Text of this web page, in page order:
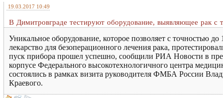
19.03.2017 10:49
В Димитровграде тестируют оборудование, выявляющее рак с
Уникальное оборудование, которое позволяет с точностью
лекарство для безоперационного лечения рака,
пуск прибора прошел успешно, сообщили РИА Новости в
корпусе Федерального высокотехнологичного центра
состоялись в рамках визита руководителя ФМБА России
Краевого.